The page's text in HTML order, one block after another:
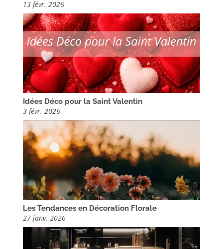
13 févr. 2026
Idées Déco pour la Saint Valentin
3 févr. 2026
Les Tendances en Décoration Florale
27 janv. 2026